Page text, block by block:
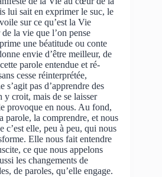
lui sait en exprimer le suc, le
sur ce qu’est la Vie
la vie que l’on pense
une béatitude ou conte
envie d’être meilleur, de
parole entendue et ré-
cesse réinterprétée,
pas d’apprendre des
y croit, mais de se laisser
provoque en nous. Au fond,
parole, la comprendre, et nous
c’est elle, peu à peu, qui nous
Elle nous fait entendre
ce que nous appelons
les changements de
de paroles, qu’elle engage.